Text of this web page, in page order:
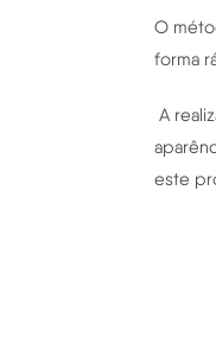
O
forma
A
este